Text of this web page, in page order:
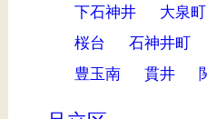
下石神井 大泉町
桜台
石神井町
豊玉南
貫井